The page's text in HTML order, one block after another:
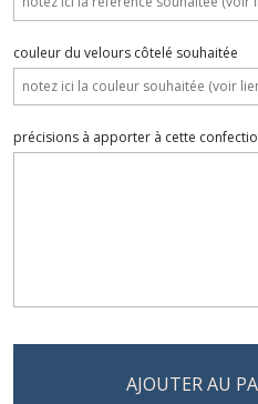
couleur du velours côtelé souhaitée
précisions à apporter à cette
AJOUTER AU